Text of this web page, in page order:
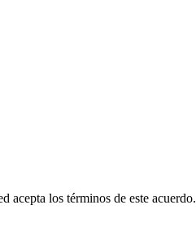
los términos de este acuerdo.